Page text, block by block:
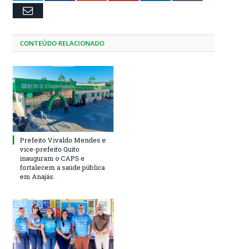
Email
CONTEÚDO RELACIONADO
Prefeito Vivaldo Mendes e
vice-prefeito Quito
inauguram o CAPS e
fortalecem a saúde pública
em Anajás.